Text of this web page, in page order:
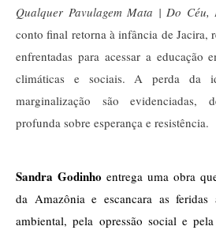
Qualquer Pavulagem Mata | Do Céu,
conto final retorna à infância de Jacira,
enfrentadas para acessar a educação
climáticas e sociais. A perda da
marginalização são evidenciadas,
profunda sobre esperança e resistência.
Sandra Godinho entrega uma obra
da Amazônia e escancara as feridas
ambiental, pela opressão social e